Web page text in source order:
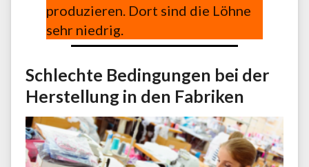
produzieren. Dort sind die Löhne
sehr niedrig.
Schlechte Bedingungen bei der
Herstellung in den Fabriken